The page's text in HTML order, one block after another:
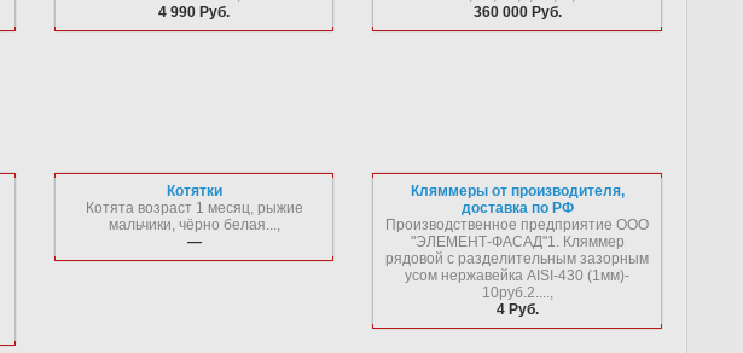
4 990 Руб.
360 000 Руб.
Котятки
Котята возраст 1 месяц, рыжие
мальчики, чёрно белая...,
—
Кляммеры от производителя,
доставка по РФ
Производственное предприятие ООО
"ЭЛЕМЕНТ-ФАСАД"1. Кляммер
рядовой с разделительным зазорным
усом нержавейка AISI-430 (1мм)-
10руб.2....,
4 Руб.